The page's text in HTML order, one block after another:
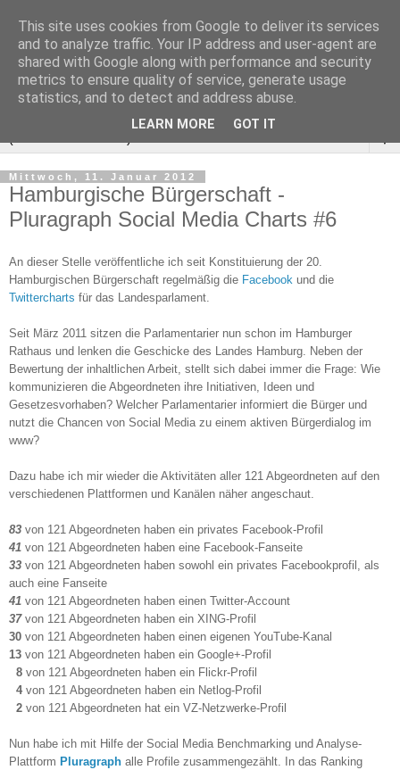
▼
Mittwoch, 11. Januar 2012
Hamburgische Bürgerschaft -
Pluragraph Social Media Charts #6
An dieser Stelle veröffentliche ich seit Konstituierung der 20.
Hamburgischen Bürgerschaft regelmäßig die Facebook und die
Twittercharts für das Landesparlament.
Seit März 2011 sitzen die Parlamentarier nun schon im Hamburger
Rathaus und lenken die Geschicke des Landes Hamburg. Neben der
Bewertung der inhaltlichen Arbeit, stellt sich dabei immer die Frage: Wie
kommunizieren die Abgeordneten ihre Initiativen, Ideen und
Gesetzesvorhaben? Welcher Parlamentarier informiert die Bürger und
nutzt die Chancen von Social Media zu einem aktiven Bürgerdialog im
www?
Dazu habe ich mir wieder die Aktivitäten aller 121 Abgeordneten auf den
verschiedenen Plattformen und Kanälen näher angeschaut.
83 von 121 Abgeordneten haben ein privates Facebook-Profil
41 von 121 Abgeordneten haben eine Facebook-Fanseite
33 von 121 Abgeordneten haben sowohl ein privates Facebookprofil, als
auch eine Fanseite
41 von 121 Abgeordneten haben einen Twitter-Account
37von 121 Abgeordneten haben ein XING-Profil
30 von 121 Abgeordneten haben einen eigenen YouTube-Kanal
13 von 121 Abgeordneten haben ein Google+-Profil
8 von 121 Abgeordneten haben ein Flickr-Profil
4von 121 Abgeordneten haben ein Netlog-Profil
2 von 121 Abgeordneten hat ein VZ-Netzwerke-Profil
Nun habe ich mit Hilfe der Social Media Benchmarking und Analyse-
Plattform Pluragraph alle Profile zusammengezählt. In das Ranking
This site uses cookies from Google to deliver its services
and to analyze traffic. Your IP address and user-agent are
shared with Google along with performance and security
metrics to ensure quality of service, generate usage
statistics, and to detect and address abuse.
LEARN MORE GOT IT